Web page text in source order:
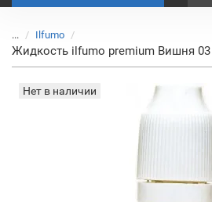
... Ilfumo
Жидкость ilfumo premium Вишня
Нет в наличии